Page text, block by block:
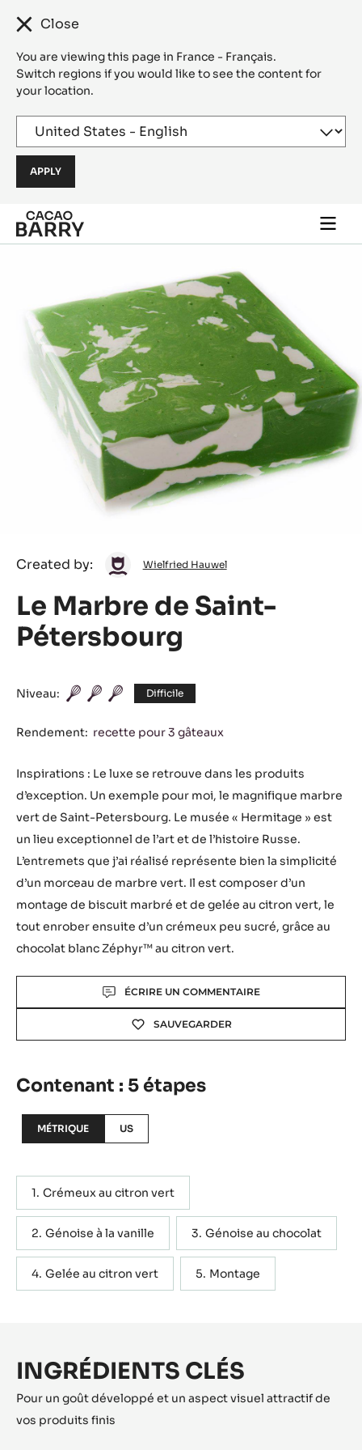
Close
You are viewing this page in France - Français.
Switch regions if you would like to see the content for
your location.
Skip to main content
main
Created by:
Wielfried
Hauwel
Wielfried Hauwel
Le Marbre de Saint-
Pétersbourg
Niveau: Difficile
Rendement: recette pour 3 gâteaux
Inspirations : Le luxe se retrouve dans les produits
d’exception. Un exemple pour moi, le magnifique marbre
vert de Saint-Petersbourg. Le musée « Hermitage » est
un lieu exceptionnel de l’art et de l’histoire Russe.
L’entremets que j’ai réalisé représente bien la simplicité
d’un morceau de marbre vert. Il est composer d’un
montage de biscuit marbré et de gelée au citron vert, le
tout enrober ensuite d’un crémeux peu sucré, grâce au
chocolat blanc Zéphyr™ au citron vert.
ÉCRIRE UN COMMENTAIRE
SAUVEGARDER
Contenant : 5 étapes
MÉTRIQUE US
Crémeux au citron vert
Génoise à la vanille Génoise au chocolat
Gelée au citron vert Montage
INGRÉDIENTS CLÉS
Pour un goût développé et un aspect visuel attractif de
vos produits finis